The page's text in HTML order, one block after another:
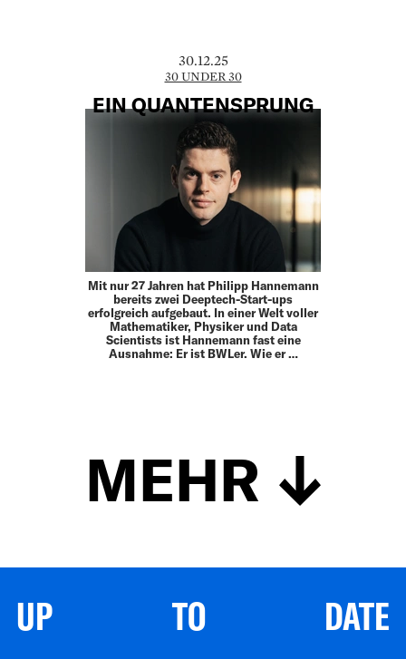
30.12.25
30 UNDER 30
EIN QUANTENSPRUNG
Mit nur 27 Jahren hat Philipp Hannemann
bereits zwei Deeptech-Start-ups
erfolgreich aufgebaut. In einer Welt voller
Mathematiker, Physiker und Data
Scientists ist Hannemann fast eine
Ausnahme: Er ist BWLer. Wie er …
MEHR
UP TO DATE